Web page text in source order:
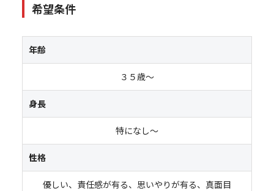
希望条件
年齢
３５歳～
身長
特になし～
性格
優しい、責任感が有る、思いやりが有る、真面目